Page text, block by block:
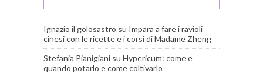
Ignazio il golosastro su Impara a fare i ravioli
cinesi con le ricette e i corsi di Madame Zheng
Stefania Pianigiani su Hypericum: come e
quando potarlo e come coltivarlo